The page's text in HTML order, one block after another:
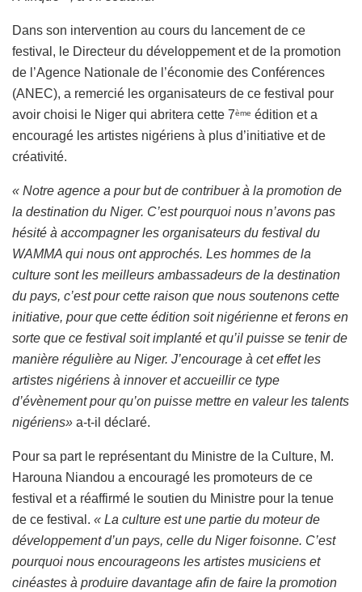
Dans son intervention au cours du lancement de ce
festival, le Directeur du développement et de la promotion
de l’Agence Nationale de l’économie des Conférences
(ANEC), a remercié les organisateurs de ce festival pour
avoir choisi le Niger qui abritera cette 7ème édition et a
encouragé les artistes nigériens à plus d’initiative et de
créativité.
« Notre agence a pour but de contribuer à la promotion de
la destination du Niger. C’est pourquoi nous n’avons pas
hésité à accompagner les organisateurs du festival du
WAMMA qui nous ont approchés. Les hommes de la
culture sont les meilleurs ambassadeurs de la destination
du pays, c’est pour cette raison que nous soutenons cette
initiative, pour que cette édition soit nigérienne et ferons en
sorte que ce festival soit implanté et qu’il puisse se tenir de
manière régulière au Niger. J’encourage à cet effet les
artistes nigériens à innover et accueillir ce type
d’évènement pour qu’on puisse mettre en valeur les talents
nigériens» a-t-il déclaré.
Pour sa part le représentant du Ministre de la Culture, M.
Harouna Niandou a encouragé les promoteurs de ce
festival et a réaffirmé le soutien du Ministre pour la tenue
de ce festival. « La culture est une partie du moteur de
développement d’un pays, celle du Niger foisonne. C’est
pourquoi nous encourageons les artistes musiciens et
cinéastes à produire davantage afin de faire la promotion